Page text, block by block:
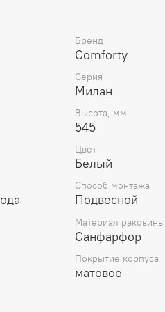
Тумба-умывальник
глянец Габариты (ШхВхГ):
раковина Comforty T-
COMFORTY Схема
Бренд
Comforty
Серия
Милан
Высота, мм
545
Цвет
Белый
Способ монтажа
Подвесной
Материал раковины
Санфарфор
Покрытие корпуса
матовое